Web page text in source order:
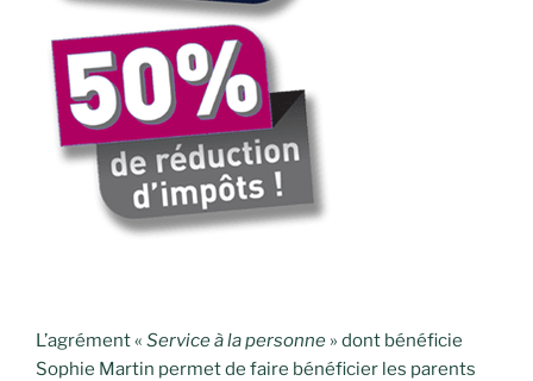
L’agrément « Service à la personne » dont bénéficie
Sophie Martin permet de faire bénéficier les parents